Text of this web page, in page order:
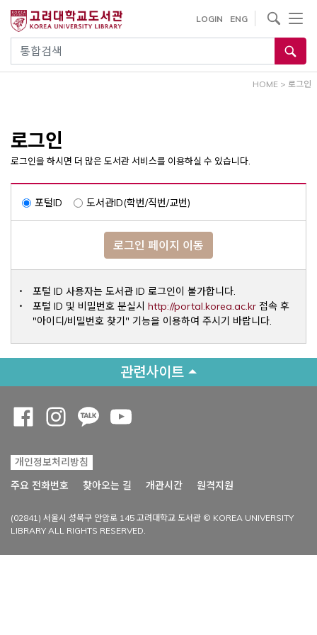
건
통합검색
LOGIN ENG
사이트내 검색
HOME > 로그인
로그인
로그인을 하시면 더 많은 도서관 서비스를 이용하실 수 있습니다.
포털ID 도서관ID(학번/직번/교번)
로그인 페이지 이동
포털 ID 사용자는 도서관 ID 로그인이 불가합니다.
포털 ID 및 비밀번호 분실시 http://portal.korea.ac.krOpens a
접속 후
"아이디/비밀번호 찾기" 기능을 이용하여 주시기 바랍니다.
관련사이트
개인정보처리방침
주요 전화번호
찾아오는 길 개관시간 원격지원
(02841) 서울시 성북구 안암로 145 고려대학교 도서관 © KOREA UNIVERSITY
LIBRARY ALL RIGHTS RESERVED.
Opens a new window
Opens a new window
Opens a new window